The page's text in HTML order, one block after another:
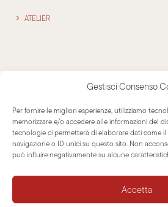
Gestisci Consenso
Per fornire le migliori esperienze, utilizziamo
memorizzare e/o accedere alle informazioni del
tecnologie ci permetterà di elaborare dati come
navigazione o ID unici su questo sito. Non
può influire negativamente su alcune
Accetta
ATELIER
Leggi anche